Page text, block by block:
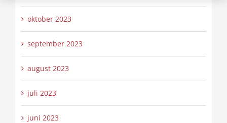
oktober 2023
september 2023
august 2023
juli 2023
juni 2023